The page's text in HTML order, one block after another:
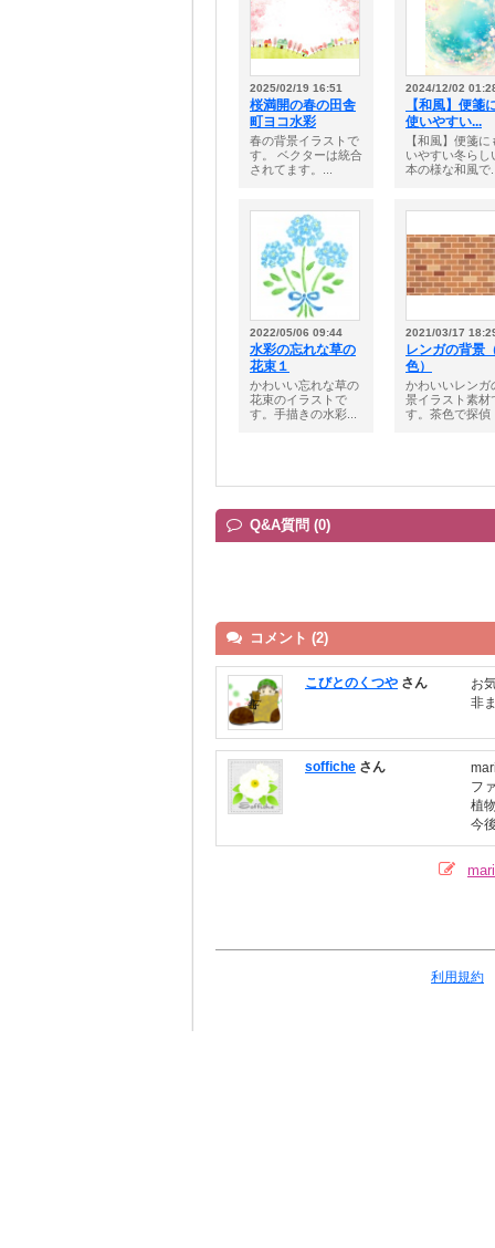
2025/02/19 16:51
桜満開の春の田舎
町ヨコ水彩
春の背景イラストで
す。 ベクターは統合
されてます。...
2024/12/02
【和風】便箋
使いやすい...
【和風】便箋に
いやすい冬らし
本の様な和風で
2022/05/06 09:44
水彩の忘れな草の
花束１
かわいい忘れな草の
花束のイラストで
す。手描きの水彩...
2021/03/17
レンガの背景
色）
かわいいレンガ
景イラスト素材
す。茶色で探偵
Q&A質問 (0)
コメント (2)
こびとのくつや さん
お
非
soffiche さん
フ
植
今
利用規約